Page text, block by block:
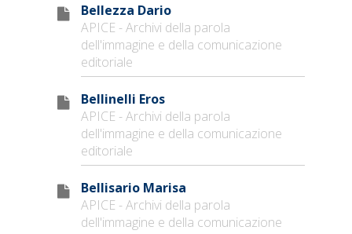
Bellezza Dario
APICE - Archivi della parola
dell'immagine e della comunicazione
editoriale
Bellinelli Eros
APICE - Archivi della parola
dell'immagine e della comunicazione
editoriale
Bellisario Marisa
APICE - Archivi della parola
dell'immagine e della comunicazione